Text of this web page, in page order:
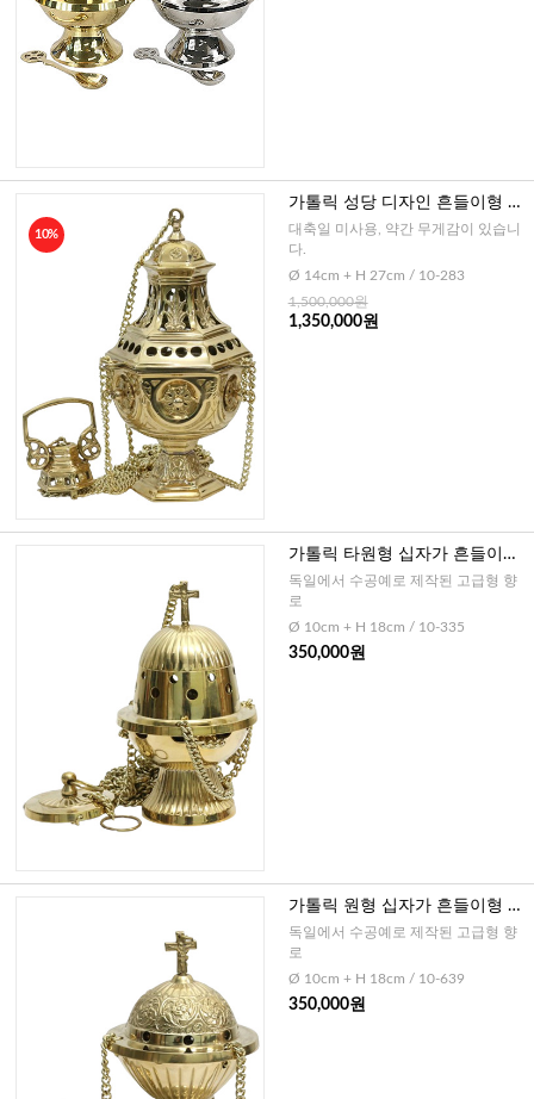
10%
가톨릭 성당 디자인 흔들이형 향
로-大미사용(독일)
대축일 미사용, 약간 무게감이 있습니
다.
Ø 14cm + H 27cm / 10-283
1,500,000원
1,350,000원
가톨릭 타원형 십자가 흔들이형
향로(독일)
독일에서 수공예로 제작된 고급형 향
로
Ø 10cm + H 18cm / 10-335
350,000원
가톨릭 원형 십자가 흔들이형 향
로(독일)
독일에서 수공예로 제작된 고급형 향
로
Ø 10cm + H 18cm / 10-639
350,000원